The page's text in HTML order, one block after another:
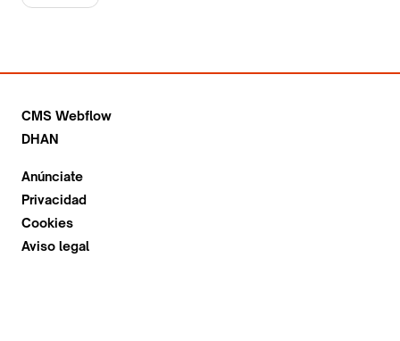
CMS Webflow
DHAN
Anúnciate
Privacidad
Cookies
Aviso legal